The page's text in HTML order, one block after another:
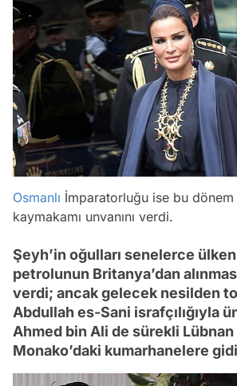
Osmanlı İmparatorluğu ise bu dönem
kaymakamı unvanını verdi.
Şeyh’in oğulları senelerce
petrolunun Britanya’dan
verdi; ancak gelecek nesilden
Abdullah es-Sani israfçılığıyla
Ahmed bin Ali de sürekli Lübnan
Monako’daki kumarhanelere